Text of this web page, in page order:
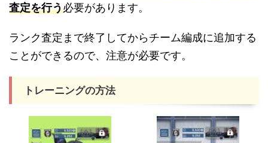
査定を行う必要があります。
ランク査定まで終了してからチーム編成に追加する
ことができるので、注意が必要です。
トレーニングの方法